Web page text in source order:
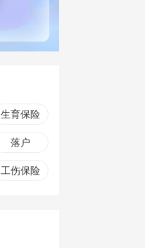
生育保险
落户
工伤保险